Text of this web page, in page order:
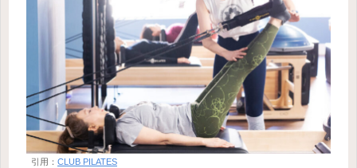
引用： CLUB PILATES